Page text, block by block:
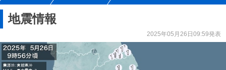
地震情報
2025年05月26日09:59発表